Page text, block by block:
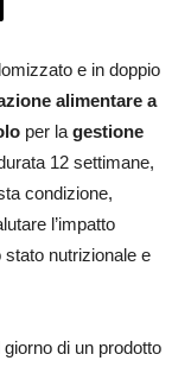
e in doppio
alimentare a
per la gestione
12 settimane,
condizione,
l’impatto
stato nutrizionale e
di un prodotto